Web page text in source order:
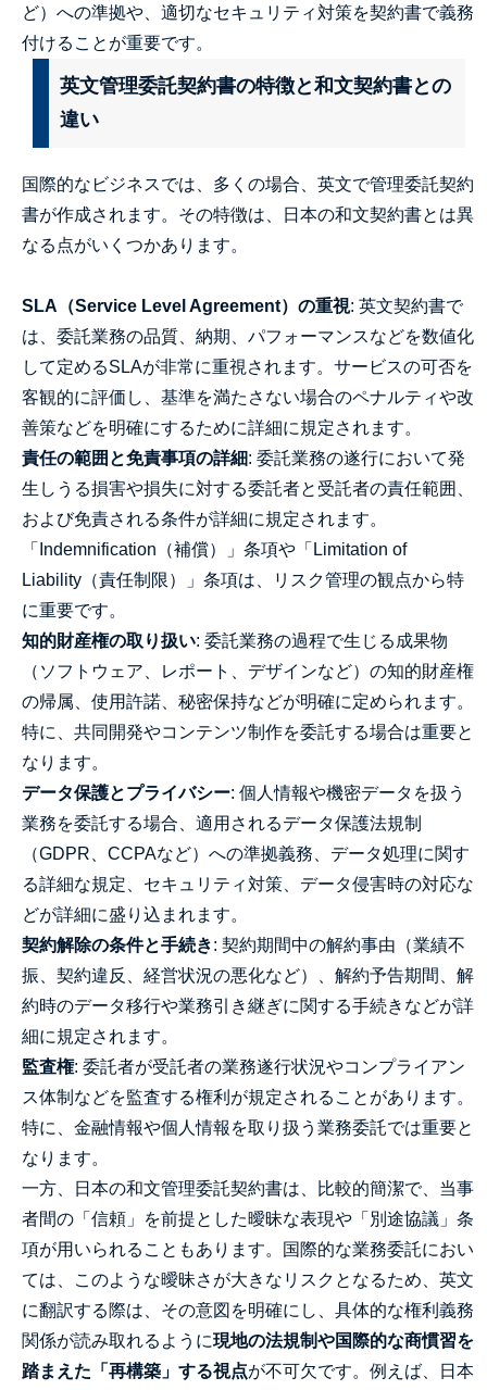
ど）への準拠や、適切なセキュリティ対策を契約書で義務
付けることが重要です。
英文管理委託契約書の特徴と和文契約書との
違い
国際的なビジネスでは、多くの場合、英文で管理委託契約
書が作成されます。その特徴は、日本の和文契約書とは異
なる点がいくつかあります。
SLA（Service Level Agreement）の重視: 英文契約書で
は、委託業務の品質、納期、パフォーマンスなどを数値化
して定めるSLAが非常に重視されます。サービスの可否を
客観的に評価し、基準を満たさない場合のペナルティや改
善策などを明確にするために詳細に規定されます。
責任の範囲と免責事項の詳細: 委託業務の遂行において発
生しうる損害や損失に対する委託者と受託者の責任範囲、
および免責される条件が詳細に規定されます。
「Indemnification（補償）」条項や「Limitation of
Liability（責任制限）」条項は、リスク管理の観点から特
に重要です。
知的財産権の取り扱い: 委託業務の過程で生じる成果物
（ソフトウェア、レポート、デザインなど）の知的財産権
の帰属、使用許諾、秘密保持などが明確に定められます。
特に、共同開発やコンテンツ制作を委託する場合は重要と
なります。
データ保護とプライバシー: 個人情報や機密データを扱う
業務を委託する場合、適用されるデータ保護法規制
（GDPR、CCPAなど）への準拠義務、データ処理に関す
る詳細な規定、セキュリティ対策、データ侵害時の対応な
どが詳細に盛り込まれます。
契約解除の条件と手続き: 契約期間中の解約事由（業績不
振、契約違反、経営状況の悪化など）、解約予告期間、解
約時のデータ移行や業務引き継ぎに関する手続きなどが詳
細に規定されます。
監査権: 委託者が受託者の業務遂行状況やコンプライアン
ス体制などを監査する権利が規定されることがあります。
特に、金融情報や個人情報を取り扱う業務委託では重要と
なります。
一方、日本の和文管理委託契約書は、比較的簡潔で、当事
者間の「信頼」を前提とした曖昧な表現や「別途協議」条
項が用いられることもあります。国際的な業務委託におい
ては、このような曖昧さが大きなリスクとなるため、英文
に翻訳する際は、その意図を明確にし、具体的な権利義務
関係が読み取れるように現地の法規制や国際的な商慣習を
踏まえた「再構築」する視点が不可欠です。例えば、日本